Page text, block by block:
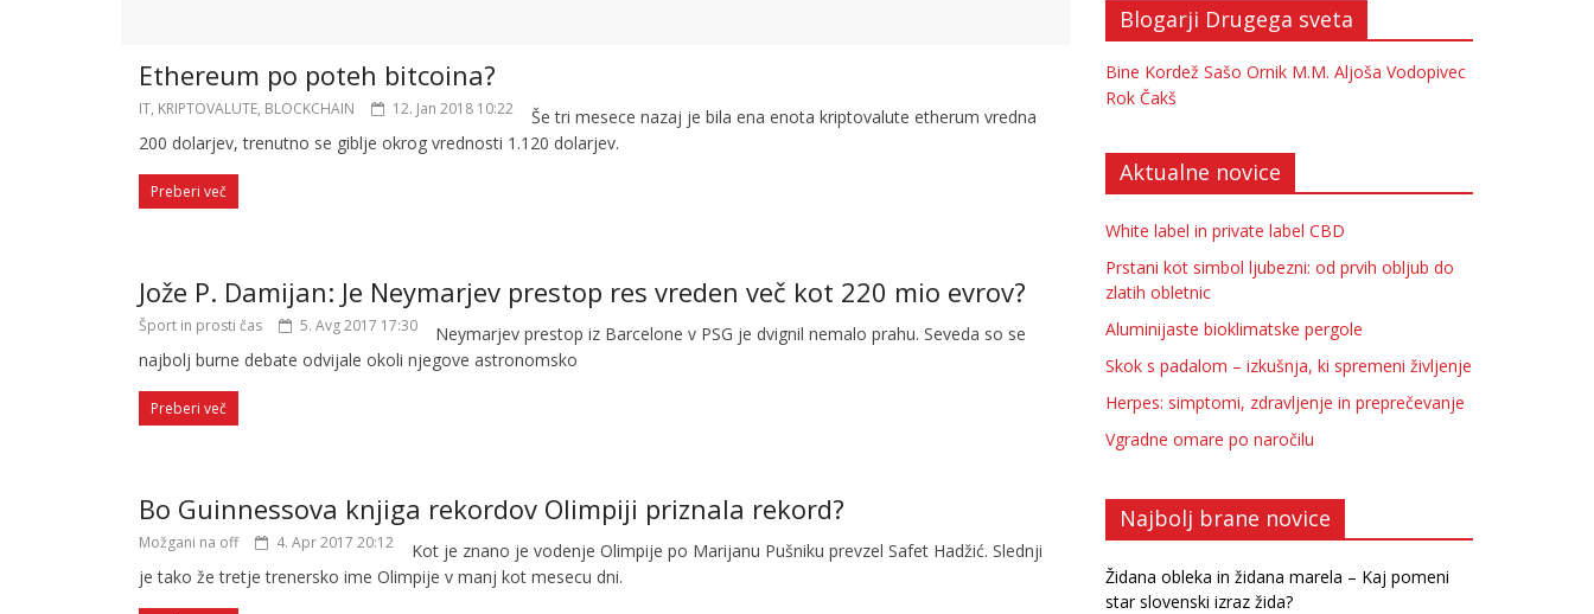
Ethereum po poteh bitcoina?
IT, KRIPTOVALUTE, BLOCKCHAIN 12. Jan 2018 10:22
Še tri mesece nazaj je bila ena enota kriptovalute etherum vredna
200 dolarjev, trenutno se giblje okrog vrednosti 1.120 dolarjev.
Preberi več
Jože P. Damijan: Je Neymarjev prestop res vreden več kot 220 mio evrov?
Šport in prosti čas 5. Avg 2017 17:30
Neymarjev prestop iz Barcelone v PSG je dvignil nemalo prahu. Seveda so se
najbolj burne debate odvijale okoli njegove astronomsko
Preberi več
Bo Guinnessova knjiga rekordov Olimpiji priznala rekord?
Možgani na off 4. Apr 2017 20:12
Kot je znano je vodenje Olimpije po Marijanu Pušniku prevzel Safet Hadžić. Slednji
je tako že tretje trenersko ime Olimpije v manj kot mesecu dni.
Blogarji Drugega sveta
Bine Kordež Sašo Ornik M.M. Aljoša Vodopivec
Rok Čakš
Aktualne novice
White label in private label CBD
Prstani kot simbol ljubezni: od prvih obljub do
zlatih obletnic
Aluminijaste bioklimatske pergole
Skok s padalom – izkušnja, ki spremeni življenje
Herpes: simptomi, zdravljenje in preprečevanje
Vgradne omare po naročilu
Najbolj brane novice
Židana obleka in židana marela – Kaj pomeni
star slovenski izraz žida?